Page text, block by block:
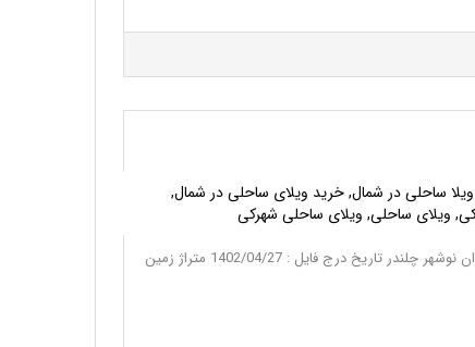
ساحلی در شمال, خرید ویلای ساحلی در شمال,
ویلای ساحلی, ویلای ساحلی شهرکی
خرید ویلا ساحلی شهرکی در شمال مازندران نوشهر چلندر تاریخ درج فایل : 1402/04/27 متراژ زمین